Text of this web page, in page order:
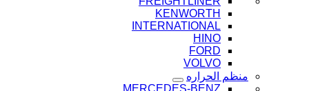
KENWORTH
INTERNATIONAL
HINO
FORD
VOLVO
منظم الحراره